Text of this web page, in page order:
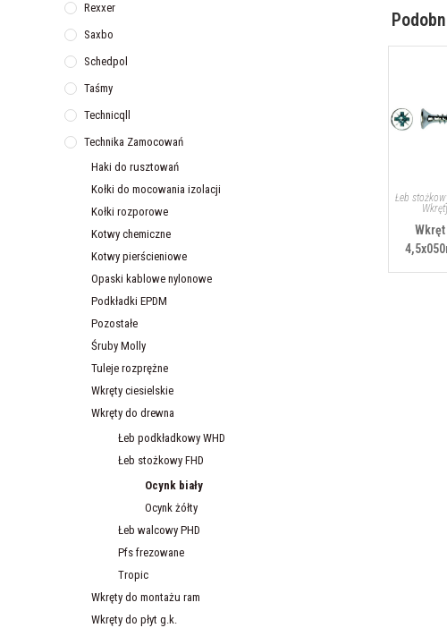
Łeb
Rexxer
Saxbo
Schedpol
Taśmy
Technicqll
Technika Zamocowań
Haki do rusztowań
Kołki do mocowania izolacji
Kołki rozporowe
Kotwy chemiczne
Kotwy pierścieniowe
Opaski kablowe nylonowe
Podkładki EPDM
Pozostałe
Śruby Molly
Tuleje rozprężne
Wkręty ciesielskie
Wkręty do drewna
Łeb podkładkowy WHD
Łeb stożkowy FHD
Ocynk biały
Ocynk żółty
Łeb walcowy PHD
Pfs frezowane
Tropic
Wkręty do montażu ram
Wkręty do płyt g.k.